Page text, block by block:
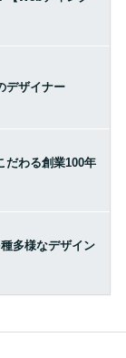
デザイナー
だわる創業100年
多様なデザイン